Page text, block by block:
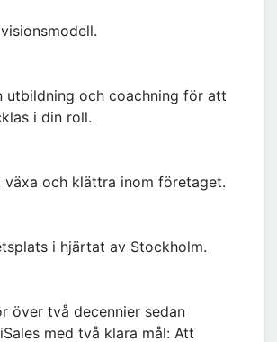
utbildning och coachning för att
i din roll.
och klättra inom företaget.
i hjärtat av Stockholm.
över två decennier sedan
med två klara mål: Att